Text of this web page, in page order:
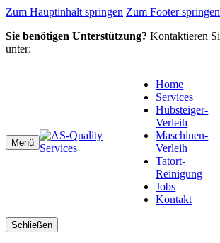
Zum Hauptinhalt springen Zum Footer springen
Sie benötigen Unterstützung? Kontaktieren
unter:
Menü
Home
Services
Hubsteiger-
Verleih
Maschinen-
Verleih
Tatort-
Reinigung
Jobs
Kontakt
Schließen